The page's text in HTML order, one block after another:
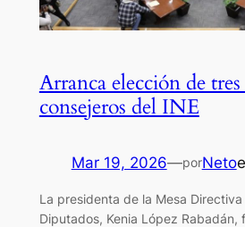
Arranca elección de
consejeros del INE
Mar 19, 2026—porNeto
La presidenta de la Mesa
Diputados, Kenia López Rabadán,